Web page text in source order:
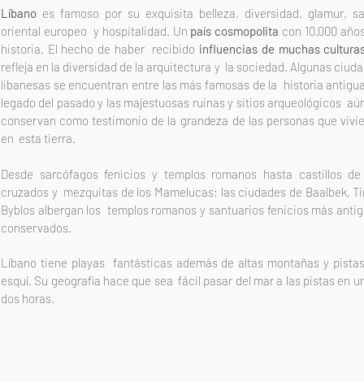
Líbano es famoso por su exquisita belleza, diversidad, glamur,
oriental europeo y hospitalidad. Un país cosmopolita con 10.000
historia. El hecho de haber recibido influencias de muchas
refleja en la diversidad de la arquitectura y la sociedad. Algunas
libanesas se encuentran entre las más famosas de la historia
legado del pasado y las majestuosas ruinas y sitios arqueológicos
conservan como testimonio de la grandeza de las personas que
en esta tierra.
Desde sarcófagos fenicios y templos romanos hasta castillos
cruzados y mezquitas de los Mamelucas; las ciudades de Baalbek,
Byblos albergan los templos romanos y santuarios fenicios más
conservados.
Líbano tiene playas fantásticas además de altas montañas y
esquí. Su geografía hace que sea fácil pasar del mar a las pistas en
dos horas.